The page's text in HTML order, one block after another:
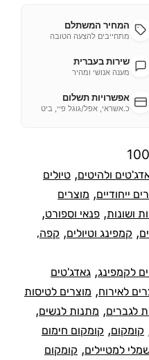
המחיר המשתלם
מתחייבים להצעה הטובה
שירות בעברית
מענה אנושי ומהיר
אפשרויות תשלום
כ.אשראי, אפל/גוגל פיי, ביט
ולהיטים, טיולים
ייחודיים, מוצרים
ושונות, פנאי וספורט,
, קמפינג וטיולים, קפה,
לקמפינג, גאדג'טים
לאירוח, מוצרים לטיסות
לגברים, מתנות לנשים,
קומקום, קומקום חימום
למטיילים, קומקום